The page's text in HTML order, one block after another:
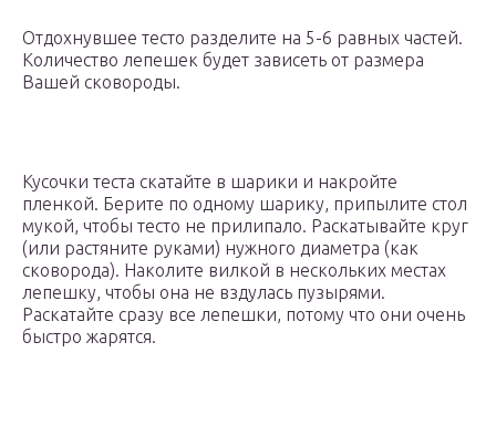
Отдохнувшее тесто разделите на 5-6 равных частей.
Количество лепешек будет зависеть от размера
Вашей сковороды.
Кусочки теста скатайте в шарики и накройте
пленкой. Берите по одному шарику, припылите стол
мукой, чтобы тесто не прилипало. Раскатывайте круг
(или растяните руками) нужного диаметра (как
сковорода). Наколите вилкой в нескольких местах
лепешку, чтобы она не вздулась пузырями.
Раскатайте сразу все лепешки, потому что они очень
быстро жарятся.